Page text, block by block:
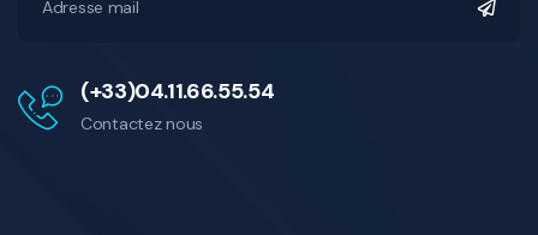
(+33)04.11.66.55.54
Contactez nous